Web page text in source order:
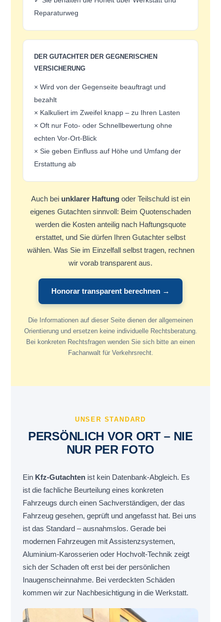
Reparaturweg
DER GUTACHTER DER GEGNERISCHEN
VERSICHERUNG
× Wird von der Gegenseite beauftragt und
bezahlt
× Kalkuliert im Zweifel knapp – zu Ihren Lasten
× Oft nur Foto- oder Schnellbewertung ohne
echten Vor-Ort-Blick
× Sie geben Einfluss auf Höhe und Umfang der
Erstattung ab
Auch bei unklarer Haftung oder Teilschuld ist ein
eigenes Gutachten sinnvoll: Beim Quotenschaden
werden die Kosten anteilig nach Haftungsquote
erstattet, und Sie dürfen Ihren Gutachter selbst
wählen. Was Sie im Einzelfall selbst tragen, rechnen
wir vorab transparent aus.
Honorar transparent berechnen →
Die Informationen auf dieser Seite dienen der allgemeinen
Orientierung und ersetzen keine individuelle Rechtsberatung.
Bei konkreten Rechtsfragen wenden Sie sich bitte an einen
Fachanwalt für Verkehrsrecht.
UNSER STANDARD
PERSÖNLICH VOR ORT – NIE
NUR PER FOTO
Ein Kfz-Gutachtenist kein Datenbank-Abgleich. Es
ist die fachliche Beurteilung eines konkreten
Fahrzeugs durch einen Sachverständigen, der das
Fahrzeug gesehen, geprüft und angefasst hat. Bei uns
ist das Standard – ausnahmslos. Gerade bei
modernen Fahrzeugen mit Assistenzsystemen,
Aluminium-Karosserien oder Hochvolt-Technik zeigt
sich der Schaden oft erst bei der persönlichen
Inaugenscheinnahme. Bei verdeckten Schäden
kommen wir zur Nachbesichtigung in die Werkstatt.